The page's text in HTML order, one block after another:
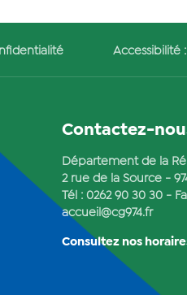
Accessibilité
Contactez-
Département de la
2 rue de la Source -
Tél : 0262 90 30 30-
accueil@cg974.fr
Consultez nos